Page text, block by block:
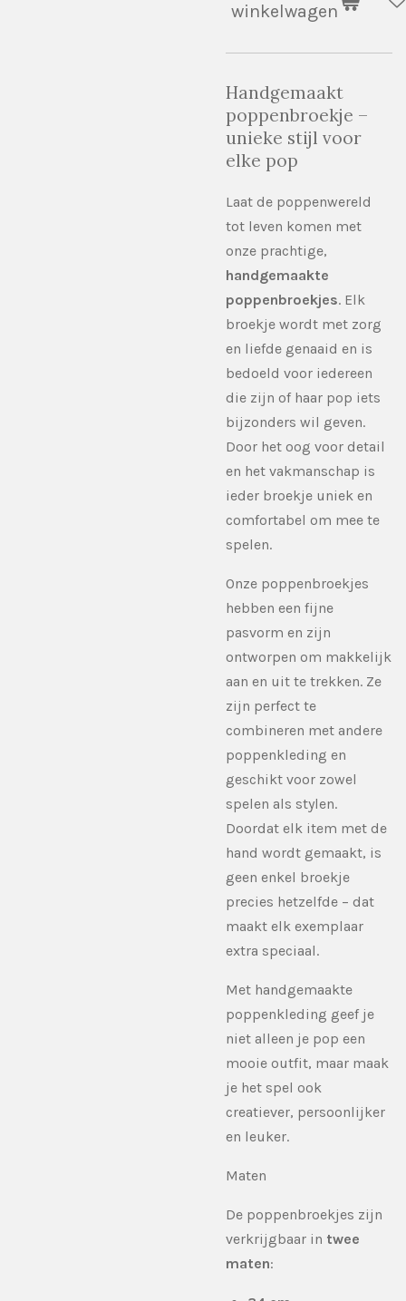
winkelwagen
Handgemaakt
poppenbroekje –
unieke stijl voor
elke pop
Laat de poppenwereld
tot leven komen met
onze prachtige,
handgemaakte
poppenbroekjes. Elk
broekje wordt met zorg
en liefde genaaid en is
bedoeld voor iedereen
die zijn of haar pop iets
bijzonders wil geven.
Door het oog voor detail
en het vakmanschap is
ieder broekje uniek en
comfortabel om mee te
spelen.
Onze poppenbroekjes
hebben een fijne
pasvorm en zijn
ontworpen om makkelijk
aan en uit te trekken. Ze
zijn perfect te
combineren met andere
poppenkleding en
geschikt voor zowel
spelen als stylen.
Doordat elk item met de
hand wordt gemaakt, is
geen enkel broekje
precies hetzelfde – dat
maakt elk exemplaar
extra speciaal.
Met handgemaakte
poppenkleding geef je
niet alleen je pop een
mooie outfit, maar maak
je het spel ook
creatiever, persoonlijker
en leuker.
Maten
De poppenbroekjes zijn
verkrijgbaar in twee
maten: